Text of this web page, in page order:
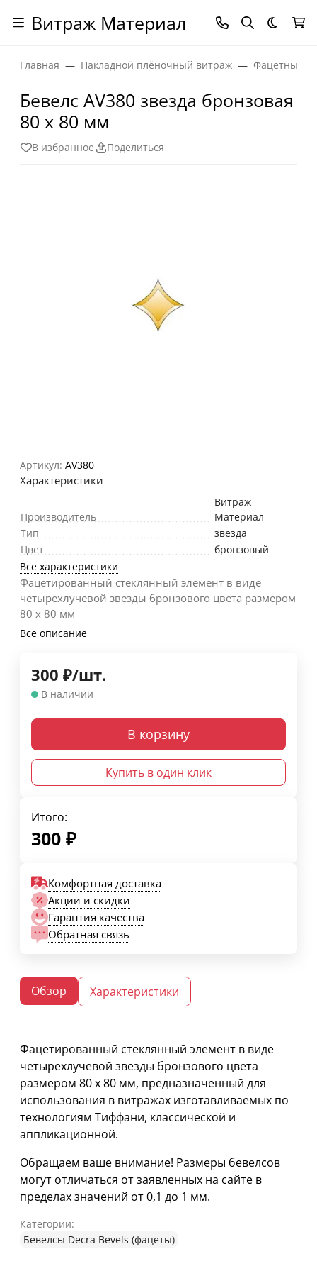
Витраж Материал Темная
Главная Накладной плёночный витраж Фацетные
Бевелс AV380 звезда бронзовая
80 х 80 мм
В избранное Поделиться
Артикул: AV380
Характеристики
Производитель
Витраж
Материал
Тип
звезда
Цвет
бронзовый
Все характеристики
Фацетированный стеклянный элемент в виде
четырехлучевой звезды бронзового цвета размером
80 х 80 мм
Все описание
300 ₽/шт.
В наличии
В корзину
Купить в один клик
Итого:
300 ₽
Комфортная доставка
Акции и скидки
Гарантия качества
Обратная связь
Обзор Характеристики
Фацетированный стеклянный элемент в виде
четырехлучевой звезды бронзового цвета
размером 80 х 80 мм, предназначенный для
использования в витражах изготавливаемых по
технологиям Тиффани, классической и
аппликационной.
Обращаем ваше внимание! Размеры бевелсов
могут отличаться от заявленных на сайте в
пределах значений от 0,1 до 1 мм.
Категории:
Бевелсы Decra Bevels (фацеты)